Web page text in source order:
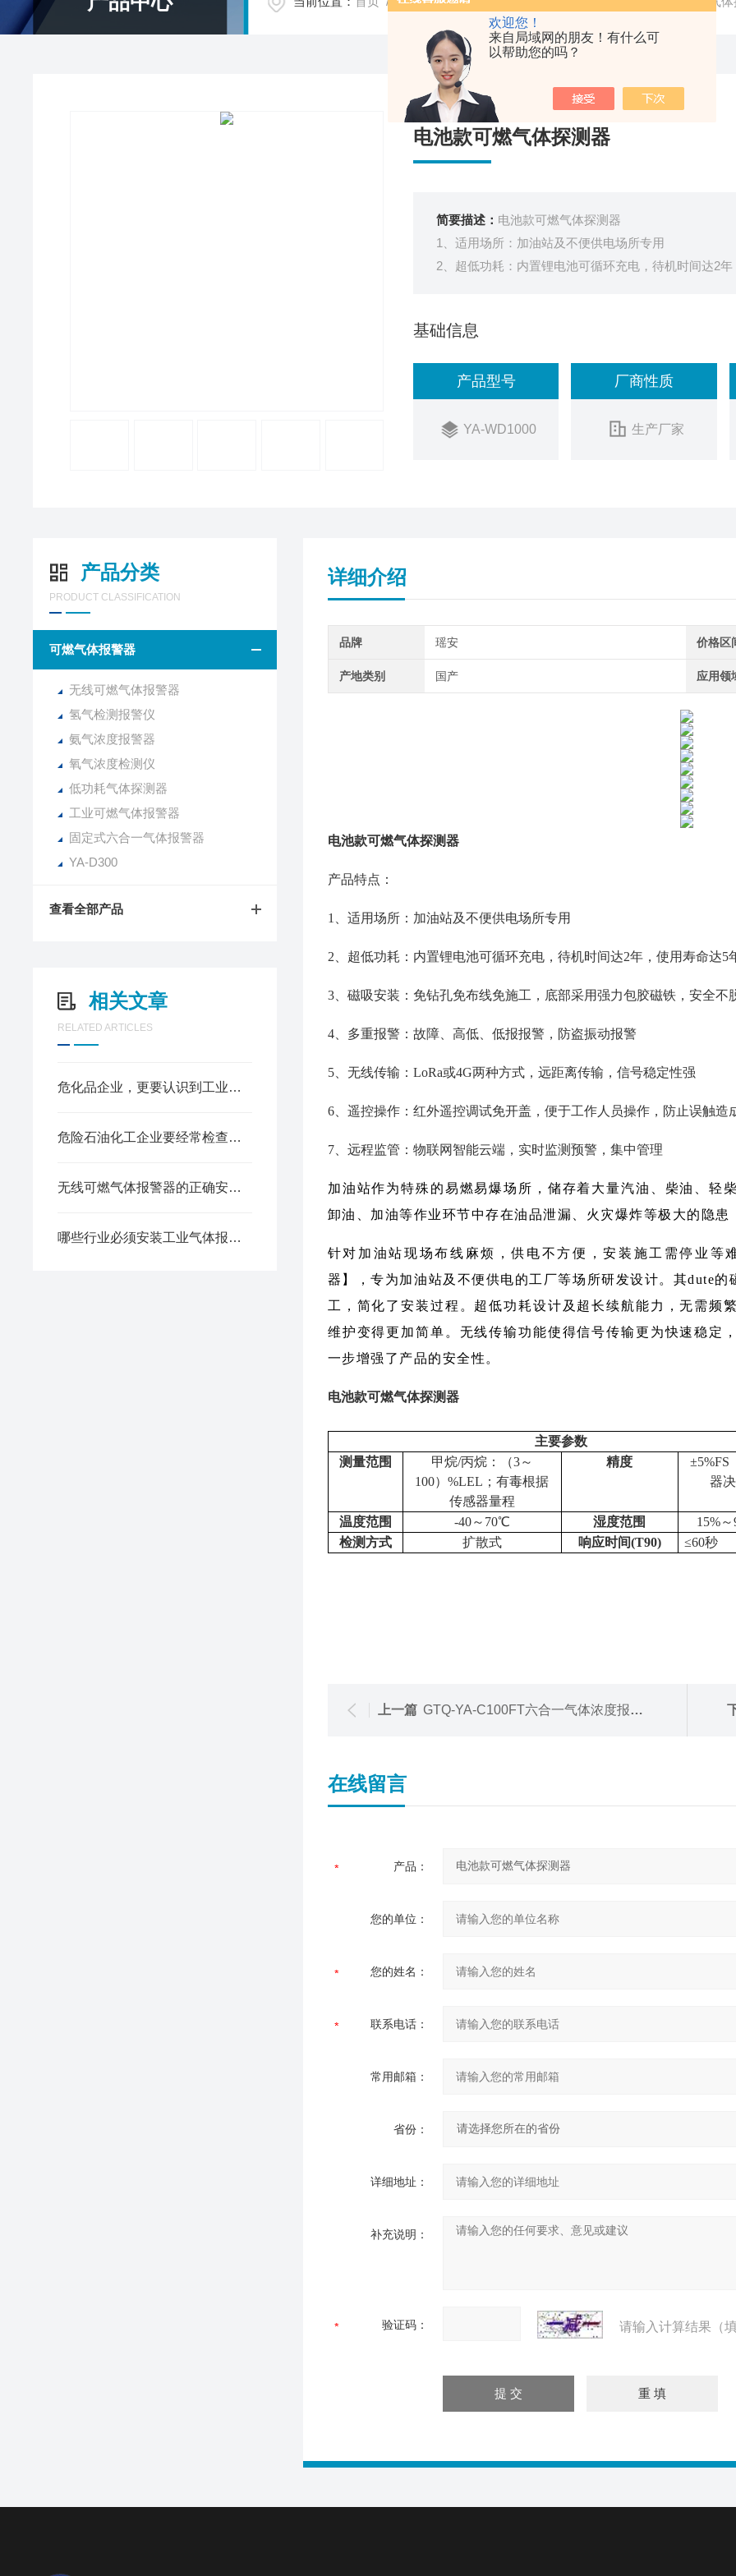
欢迎您！
来自局域网的朋友！有什么可
以帮助您的吗？
电池款可燃气体探测器
简要描述： 电池款可燃气体探测器
1、适用场所：加油站及不便供电场所专用
2、超低功耗：内置锂电池可循环充电，待机时间达2
5、无线传输：LoRa或4G两种方式，远距离传输，信
基础信息
产品型号
YA-WD1000
厂商性质
生产厂家
产品分类
PRODUCT CLASSIFICATION
可燃气体报警器
无线可燃气体报警器
氢气检测报警仪
氨气浓度报警器
氧气浓度检测仪
低功耗气体探测器
工业可燃气体报警器
固定式六合一气体报警器
YA-D300
查看全部产品
相关文章
RELATED ARTICLES
危化品企业，更要认识到工业气体报警器的重要性
危险石油化工企业要经常检查工业气体报警器的报警效果
无线可燃气体报警器的正确安装方法全解析，新手也能轻松上手
哪些行业必须安装工业气体报警器？这些地方不装可能违法！
详细介绍
品牌 瑶安 价格区
产地类别 国产 应用领
电池款可燃气体探测器
产品特点：
1、适用场所：加油站及不便供电场所专用
2、超低功耗：内置锂电池可循环充电，待机时间达2年，使用寿命达5
3、磁吸安装：免钻孔免布线免施工，底部采用强力包胶磁铁，安全不
4、多重报警：故障、高低、低报报警，防盗振动报警
5、无线传输：LoRa或4G两种方式，远距离传输，信号稳定性强
6、遥控操作：红外遥控调试免开盖，便于工作人员操作，防止误触造
7、远程监管：物联网智能云端，实时监测预警，集中管理
加油站作为特殊的易燃易爆场所，储存着大量汽油、柴油、轻
卸油、加油等作业环节中存在油品泄漏、火灾爆炸等极大的隐
针对加油站现场布线麻烦，供电不方便，安装施工需停业等
器】，专为加油站及不便供电的工厂等场所研发设计。其dute
工，简化了安装过程。超低功耗设计及超长续航能力，无需频
维护变得更加简单。无线传输功能使得信号传输更为快速稳定
一步增强了产品的安全性。
电池款可燃气体探测器
主要参数
测量范围
甲烷/丙烷：（3～
100）%LEL；有毒根据
传感器量程
精度
±5%FS
器
温度范围 -40～70℃ 湿度范围
15%
检测方式
扩散式 响应时间(T90) ≤60秒
上一篇 GTQ-YA-C100FT六合一气体浓度报警器
在线留言
产品：
您的单位：
您的姓名：
联系电话：
常用邮箱：
省份：
详细地址：
补充说明：
验证码： 请输入计算结果（